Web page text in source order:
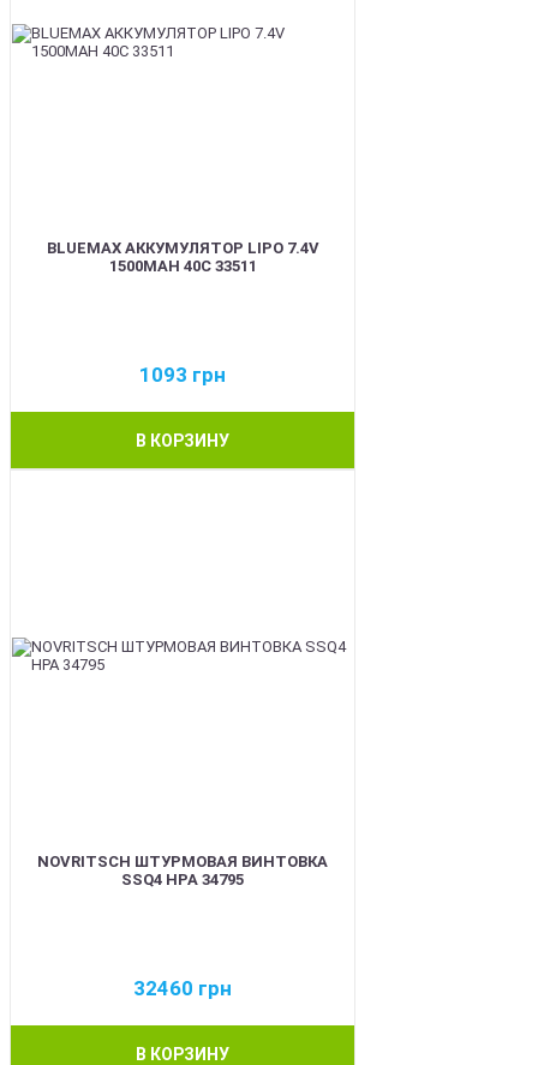
BLUEMAX АККУМУЛЯТОР LIPO 7.4V
1500MAH 40C 33511
1093 грн
В КОРЗИНУ
NOVRITSCH ШТУРМОВАЯ ВИНТОВКА
SSQ4 HPA 34795
32460 грн
В КОРЗИНУ